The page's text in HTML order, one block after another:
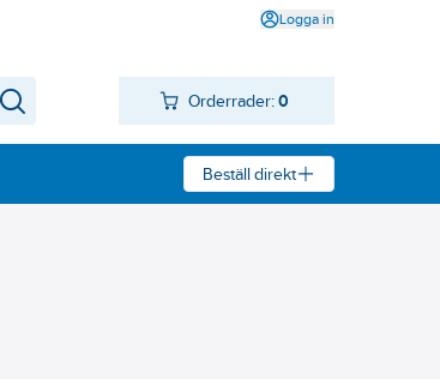
Logga in
Orderrader: 0
Beställ direkt